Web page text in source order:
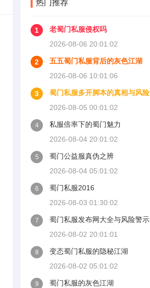
热门推荐
1
老蜀门私服侵权吗
2026-08-06 20:01:02
2
五五蜀门私服背后的灰色江湖
2026-08-06 10:01:06
3
蜀门私服多开脚本的真相与风险
2026-08-05 00:01:02
4
私服倍率下的蜀门魅力
2026-08-04 20:01:02
5
蜀门公益服真伪之辨
2026-08-04 05:01:02
6
蜀门私服2016
2026-08-03 01:30:02
7
蜀门私服发布网大全与风险警示
2026-08-02 20:01:01
8
变态蜀门私服的隐秘江湖
2026-08-02 05:01:02
9
蜀门私服的灰色江湖